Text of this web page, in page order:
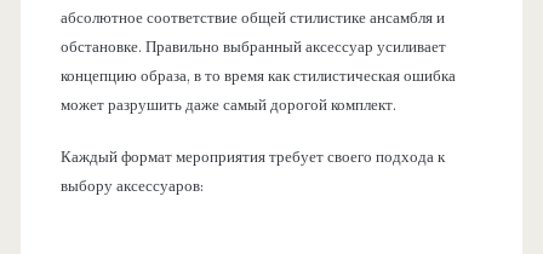
абсолютное соответствие общей стилистике ансамбля и
обстановке. Правильно выбранный аксессуар усиливает
концепцию образа, в то время как стилистическая ошибка
может разрушить даже самый дорогой комплект.
Каждый формат мероприятия требует своего подхода к
выбору аксессуаров: